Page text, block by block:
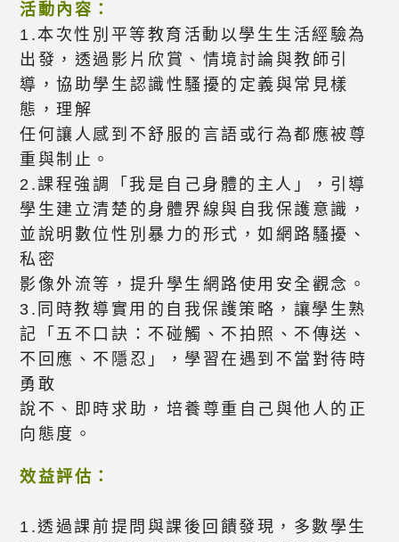
活動內容：
1.本次性別平等教育活動以學生生活經驗為
出發，透過影片欣賞、情境討論與教師引
導，協助學生認識性騷擾的定義與常見樣
態，理解
任何讓人感到不舒服的言語或行為都應被尊
重與制止。
2.課程強調「我是自己身體的主人」，引導
學生建立清楚的身體界線與自我保護意識，
並說明數位性別暴力的形式，如網路騷擾、
私密
影像外流等，提升學生網路使用安全觀念。
3.同時教導實用的自我保護策略，讓學生熟
記「五不口訣：不碰觸、不拍照、不傳送、
不回應、不隱忍」，學習在遇到不當對待時
勇敢
說不、即時求助，培養尊重自己與他人的正
向態度。
效益評估：
1.透過課前提問與課後回饋發現，多數學生